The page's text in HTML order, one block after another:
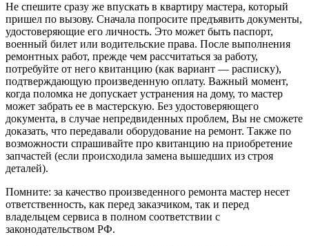
Не спешите сразу же впускать в квартиру мастера, который
пришел по вызову. Сначала попросите предъявить документы,
удостоверяющие его личность. Это может быть паспорт,
военный билет или водительские права. После выполнения
ремонтных работ, прежде чем рассчитаться за работу,
потребуйте от него квитанцию (как вариант — расписку),
подтверждающую произведенную оплату. Важный момент,
когда поломка не допускает устранения на дому, то мастер
может забрать ее в мастерскую. Без удостоверяющего
документа, в случае непредвиденных проблем, Вы не сможете
доказать, что передавали оборудование на ремонт. Также по
возможности спрашивайте про квитанцию на приобретение
запчастей (если происходила замена вышедших из строя
деталей).
Помните: за качество произведенного ремонта мастер несет
ответственность, как перед заказчиком, так и перед
владельцем сервиса в полном соответствии с
законодательством РФ.